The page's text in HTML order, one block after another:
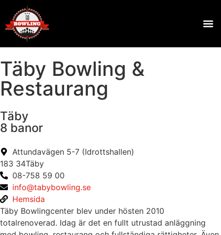
Täby Bowling &
Restaurang
Täby
8 banor
Attundavägen 5-7 (Idrottshallen)
183 34Täby
08-758 59 00
info@tabybowling.se
Hemsida
Täby Bowlingcenter blev under hösten 2010
totalrenoverad. Idag är det en fullt utrustad anläggning